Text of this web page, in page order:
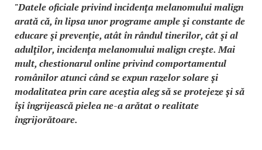
"Datele oficiale privind incidenţa melanomului malign
arată că, în lipsa unor programe ample şi constante de
educare şi prevenţie, atât în rândul tinerilor, cât şi al
adulţilor, incidenţa melanomului malign creşte. Mai
mult, chestionarul online privind comportamentul
românilor atunci când se expun razelor solare şi
modalitatea prin care aceştia aleg să se protejeze şi să
îşi îngrijească pielea ne-a arătat o realitate
îngrijorătoare.